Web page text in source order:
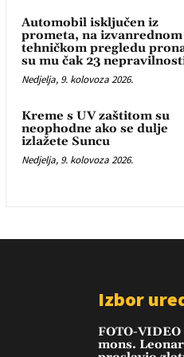
Automobil isključen iz
prometa, na izvanrednom
tehničkom pregledu
su mu čak 23
Nedjelja, 9. kolovoza 2026.
Kreme s UV zaštitom su
neophodne ako se dulje
izlažete Suncu
Nedjelja, 9. kolovoza 2026.
Izbor
FOTO-
mons.